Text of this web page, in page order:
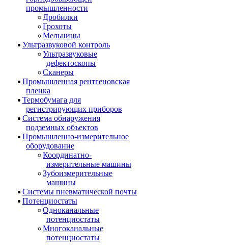
промышленности
Дробилки
Грохоты
Мельницы
Ультразвуковой контроль
Ультразвуковые
дефектоскопы
Сканеры
Промышленная рентгеновская
пленка
Термобумага для
регистрирующих приборов
Система обнаружения
подземных объектов
Промышленно-измерительное
оборудование
Координатно-
измерительные машины
Зубоизмерительные
машины
Системы пневматической почты
Потенциостаты
Одноканальные
потенциостаты
Многоканальные
потенциостаты